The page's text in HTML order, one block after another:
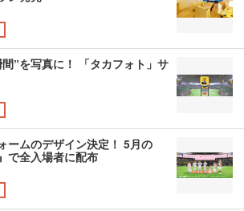
”を写真に！ 「タカフォト」サ
ームのデザイン決定！ 5月の
で全入場者に配布